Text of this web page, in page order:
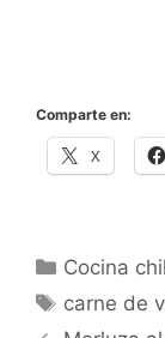
Comparte en:
X
Categorías
Cocina
Etiquetas
carne de